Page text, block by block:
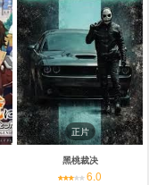
正片
黑桃裁决
6.0